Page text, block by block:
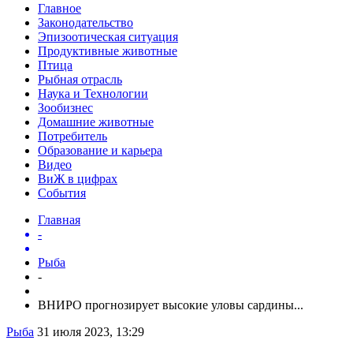
Главное
Законодательство
Эпизоотическая ситуация
Продуктивные животные
Птица
Рыбная отрасль
Наука и Технологии
Зообизнес
Домашние животные
Потребитель
Образование и карьера
Видео
ВиЖ в цифрах
События
Главная
-
Рыба
-
ВНИРО прогнозирует высокие уловы сардины...
Рыба 31 июля 2023, 13:29